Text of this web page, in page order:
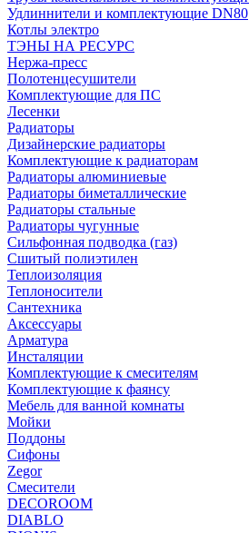
Удлиннители и комплектующие DN80
Котлы электро
ТЭНЫ НА РЕСУРС
Нержа-пресс
Полотенцесушители
Комплектующие для ПС
Лесенки
Радиаторы
Дизайнерские радиаторы
Комплектующие к радиаторам
Радиаторы алюминиевые
Радиаторы биметаллические
Радиаторы стальные
Радиаторы чугунные
Сильфонная подводка (газ)
Сшитый полиэтилен
Теплоизоляция
Теплоносители
Сантехника
Аксессуары
Арматура
Инсталяции
Комплектующие к смесителям
Комплектующие к фаянсу
Мебель для ванной комнаты
Мойки
Поддоны
Сифоны
Zegor
Смесители
DECOROOM
DIABLO